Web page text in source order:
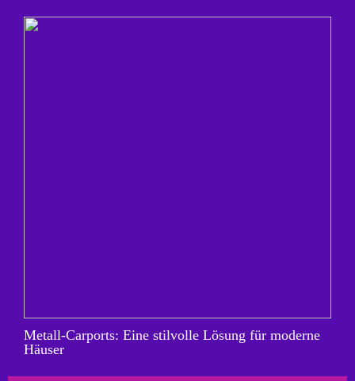
Metall-Carports: Eine stilvolle Lösung für moderne
Häuser